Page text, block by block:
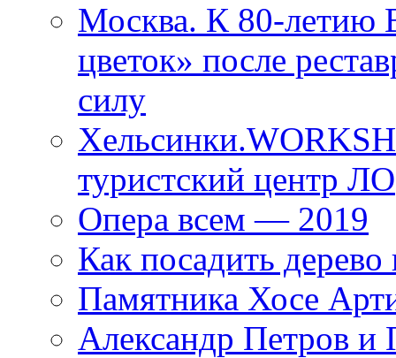
Москва. К 80-
цветок» после
силу
туристский центр ЛО
Опера всем — 2019
Как посадить дерево
Памятника Хосе
Александр Петров и